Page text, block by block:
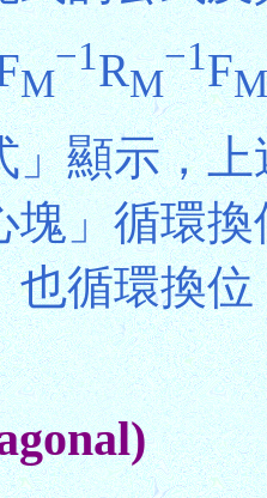
M
−1RM
−1FM
」顯示，
塊」循環
也循環換